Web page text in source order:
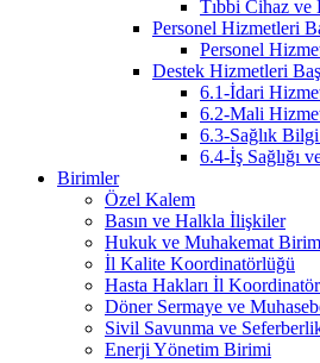
Tıbbi Cihaz ve
Personel Hizmetleri
Personel
Destek Hizmetleri
6.1-İdari
6.2-Mali
6.3-Sağlık
6.4-İş Sağlığı
Birimler
Özel Kalem
Basın ve Halkla İlişkiler
Hukuk ve Muhakemat
İl Kalite Koordinatörlüğü
Hasta Hakları İl
Döner Sermaye ve
Sivil Savunma ve
Enerji Yönetim Birimi